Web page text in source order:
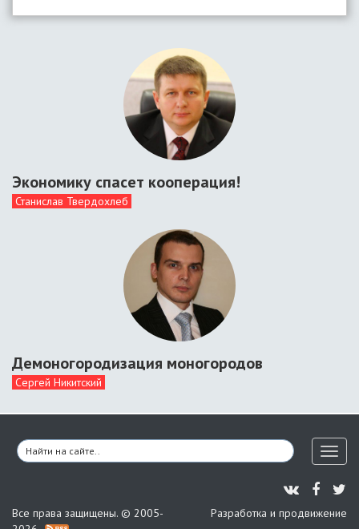
Экономику спасет кооперация!
Станислав Твердохлеб
Демоногородизация моногородов
Сергей Никитский
Все права защищены. © 2005-
Разработка и продвижение